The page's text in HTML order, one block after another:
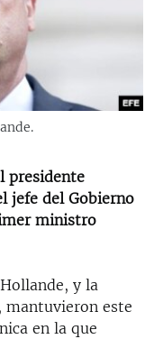
LATINA
presidente
jefe del Gobierno
ministro
y la
mantuvieron este
en la que